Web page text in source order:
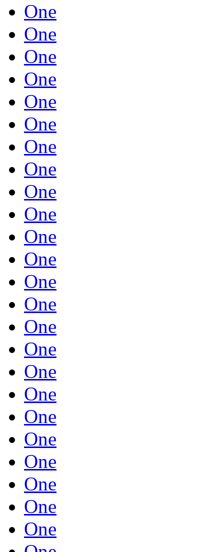
One
One
One
One
One
One
One
One
One
One
One
One
One
One
One
One
One
One
One
One
One
One
One
One